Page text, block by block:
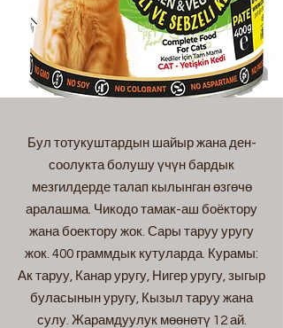
Бул тотукуштардын шайыр жана ден-
соолукта болушу үчүн бардык
мезгилдерде талап кылынган өзгөчө
аралашма. Чикодо тамак-аш боёктору
жана боектору жок. Сары таруу уругу
жок. 400 граммдык кутуларда. Курамы:
Ак таруу, Канар уругу, Нигер уругу, зыгыр
буласынын уругу, Кызыл таруу жана
сулу. Жарамдуулук мөөнөтү 12 ай.